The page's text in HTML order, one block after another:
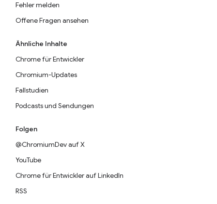
Fehler melden
Offene Fragen ansehen
Ähnliche Inhalte
Chrome für Entwickler
Chromium-Updates
Fallstudien
Podcasts und Sendungen
Folgen
@ChromiumDev auf X
YouTube
Chrome für Entwickler auf LinkedIn
RSS